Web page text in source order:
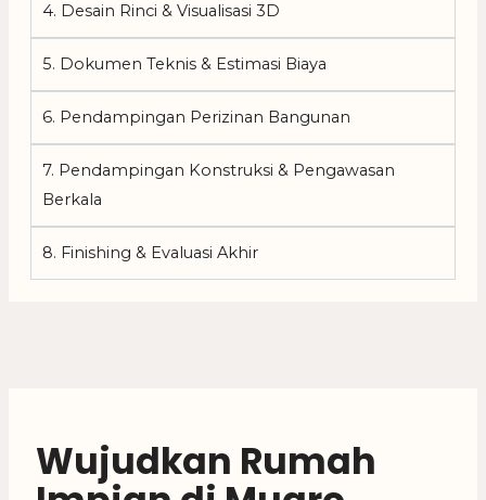
4. Desain Rinci & Visualisasi 3D
5. Dokumen Teknis & Estimasi Biaya
6. Pendampingan Perizinan Bangunan
7. Pendampingan Konstruksi & Pengawasan
Berkala
8. Finishing & Evaluasi Akhir
Wujudkan Rumah